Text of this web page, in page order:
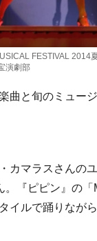
FESTIVAL 2014
演劇部
と旬のミュー
マラスさんの
『ピピン』の
イルで踊りなが